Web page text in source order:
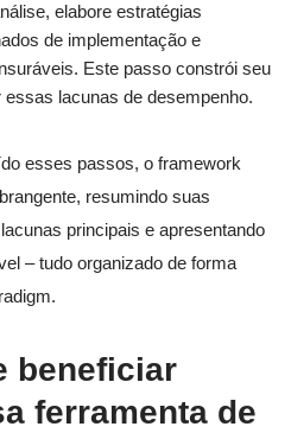
elabore estratégias
de implementação e
Este passo constrói seu
lacunas de desempenho.
esses passos, o framework
resumindo suas
principais e apresentando
– tudo organizado de forma
beneficiar
ferramenta de